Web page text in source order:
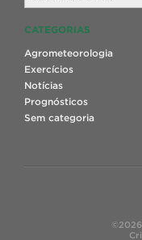
CATEGORIAS
Agrometeorologia
Exercícios
Notícias
Prognósticos
Sem categoria
©2026